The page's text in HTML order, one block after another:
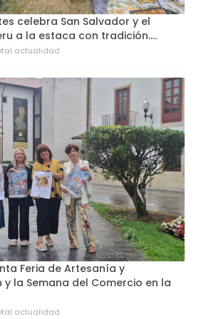
celebra San Salvador y el
a la estaca con tradición....
actualidad
Feria de Artesanía y
la Semana del Comercio en la
actualidad